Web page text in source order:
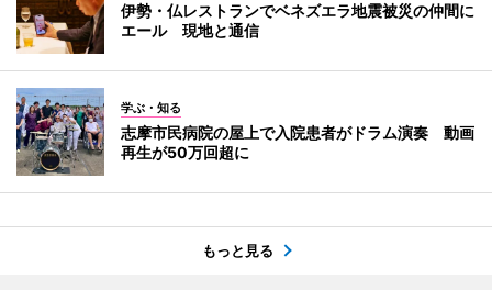
伊勢・仏レストランでベネズエラ地震被災の仲間に
エール 現地と通信
学ぶ・知る
志摩市民病院の屋上で入院患者がドラム演奏 動画
再生が50万回超に
もっと見る